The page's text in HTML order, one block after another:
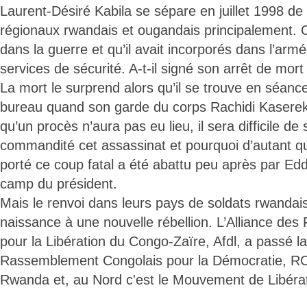
Laurent-Désiré Kabila se sépare en juillet 1998
régionaux rwandais et ougandais principalement.
dans la guerre et qu’il avait incorporés dans
services de sécurité. A-t-il signé son arrêt de mort
La mort le surprend alors qu’il se trouve en
bureau quand son garde du corps Rachidi
qu’un procès n’aura pas eu lieu, il sera difficile de
commandité cet assassinat et pourquoi d’autant
porté ce coup fatal a été abattu peu après par
camp du président.
Mais le renvoi dans leurs pays de soldats
naissance à une nouvelle rébellion. L’Alliance
pour la Libération du Congo-Zaïre, Afdl, a passé
Rassemblement Congolais pour la Démocratie,
Rwanda et, au Nord c'est le Mouvement de